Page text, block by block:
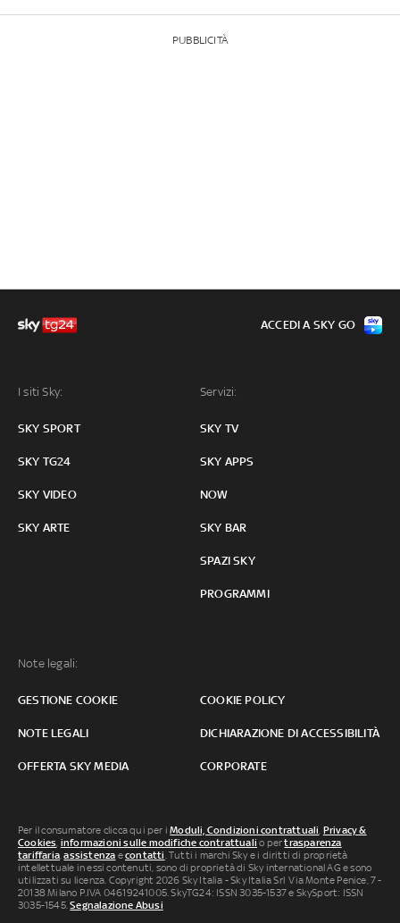
PUBBLICITÀ
I siti Sky:
SKY SPORT
SKY TG24
SKY VIDEO
SKY ARTE
Servizi:
SKY TV
SKY APPS
NOW
SKY BAR
SPAZI SKY
PROGRAMMI
Note legali:
GESTIONE COOKIE COOKIE POLICY
NOTE LEGALI DICHIARAZIONE DI ACCESSIBILITÀ
OFFERTA SKY MEDIA CORPORATE
ACCEDI A SKY GO
Per il consumatore clicca qui per iModuli, Condizioni contrattuali, Privacy &
Cookies, informazioni sulle modifiche contrattuali o pertrasparenza
tariffaria,assistenza econtatti. Tutti i marchi Sky e i diritti di proprietà
intellettuale in essi contenuti, sono di proprietà di Sky international AG e sono
utilizzati su licenza. Copyright 2026 Sky Italia - Sky Italia Srl Via Monte Penice, 7 -
20138 Milano P.IVA 04619241005. SkyTG24: ISSN 3035-1537 e SkySport: ISSN
3035-1545.Segnalazione Abusi